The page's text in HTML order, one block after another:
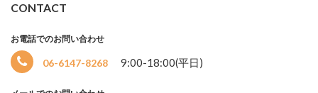
CONTACT
お電話でのお問い合わせ
06-6147-8268 9:00-18:00(平日)